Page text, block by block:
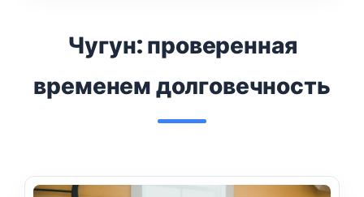
Чугун: проверенная
временем долговечность